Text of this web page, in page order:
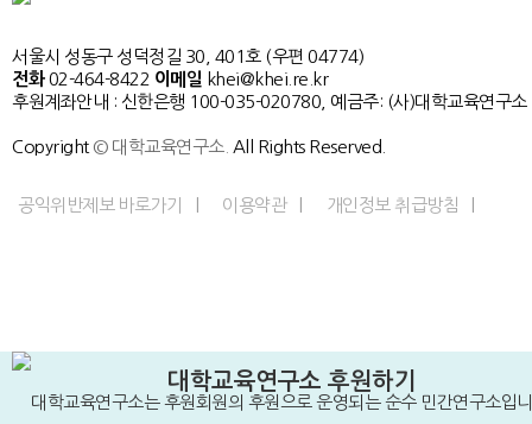
대학교육연구소 후원하기
대학교육연구소는 후원회원의 후원으로 운영되는 순수 민간연구소입
서울시 성동구 성덕정길 30, 401호 (우편 04774)
전화02-464-8422 이메일 khei@khei.re.kr
후원계좌안내 : 신한은행 100-035-020780, 예금주: (사)대학교육연구소
Copyright © 대학교육연구소. All Rights Reserved.
공익위반제보 바로가기 이용약관 개인정보 취급방침